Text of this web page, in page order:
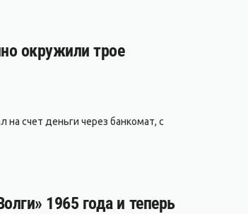
окружили трое
на счет деньги через банкомат, с
1965 года и теперь